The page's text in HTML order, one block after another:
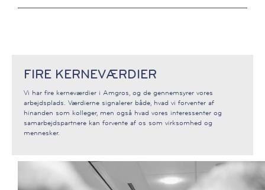
FIRE KERNEVÆRDIER
Vi har fire kerneværdier i Amgros, og de gennemsyrer vores
arbejdsplads. Værdierne signalerer både, hvad vi forventer af
hinanden som kolleger, men også hvad vores interessenter og
samarbejdspartnere kan forvente af os som virksomhed og
mennesker.